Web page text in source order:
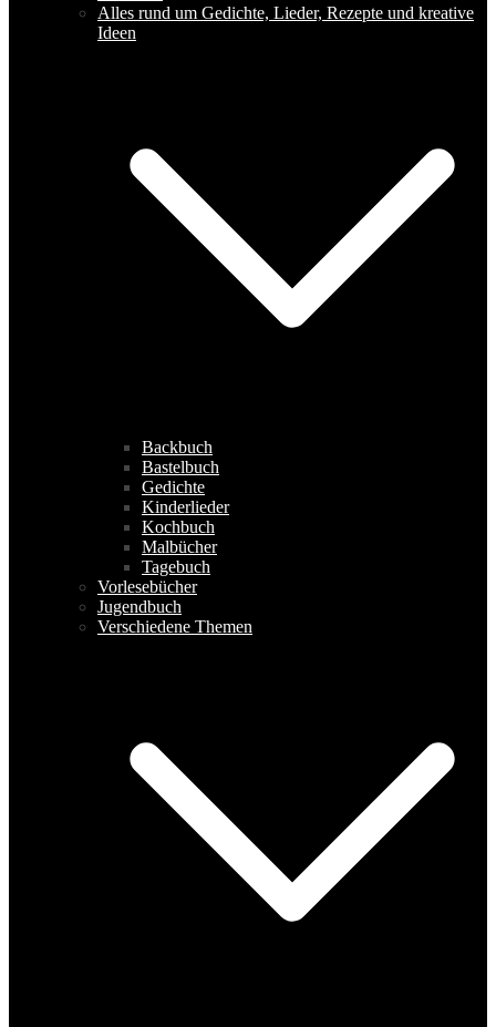
Alles rund um Gedichte, Lieder, Rezepte und kreative
Ideen
Backbuch
Bastelbuch
Gedichte
Kinderlieder
Kochbuch
Malbücher
Tagebuch
Vorlesebücher
Jugendbuch
Verschiedene Themen